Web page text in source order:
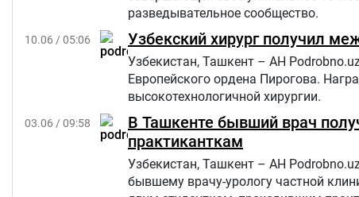
разведывательное сообщество.
10.06 / 05:06 Узбекский хирург получил
Узбекистан, Ташкент – АН
Европейского ордена Пирогова.
высокотехнологичной хирургии.
03.06 / 09:58
В Ташкенте бывший врач
практиканткам
Узбекистан, Ташкент – АН
бывшему врачу-урологу частной